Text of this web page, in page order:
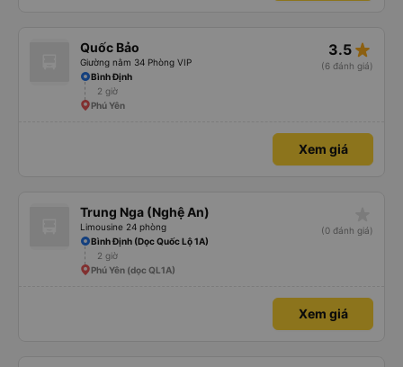
Quốc Bảo
Giường nằm 34 Phòng VIP
3.5 star_rate
(6 đánh giá)
Bình Định
2 giờ
Phú Yên
Xem giá
Trung Nga (Nghệ An)
Limousine 24 phòng
(0 đánh giá)
Bình Định (Dọc Quốc Lộ 1A)
2 giờ
Phú Yên (dọc QL1A)
Xem giá